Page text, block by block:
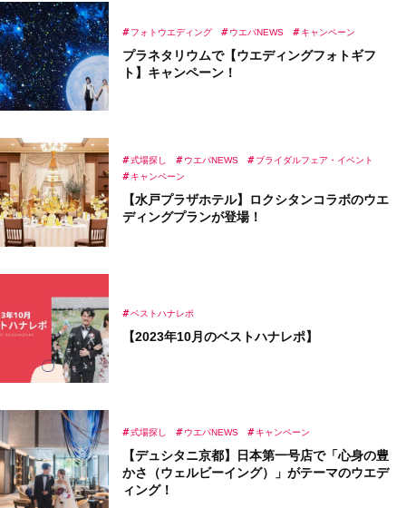
プラネタリウムで【ウエディングフォトギフ
ト】キャンペーン！
フォトウエディング ウエパNEWS キャンペーン
【水戸プラザホテル】ロクシタンコラボのウエ
ディングプランが登場！
式場探し ウエパNEWS
ブライダルフェア・イベント
キャンペーン
【2023年10月のベストハナレポ】
ベストハナレポ
【デュシタニ京都】日本第一号店で「心身の豊
かさ（ウェルビーイング）」がテーマのウエデ
ィング！
式場探し ウエパNEWS キャンペーン